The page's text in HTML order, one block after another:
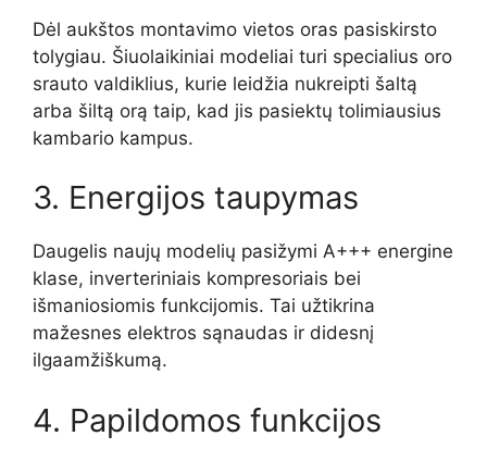
Dėl aukštos montavimo vietos oras pasiskirsto
tolygiau. Šiuolaikiniai modeliai turi specialius oro
srauto valdiklius, kurie leidžia nukreipti šaltą
arba šiltą orą taip, kad jis pasiektų tolimiausius
kambario kampus.
3. Energijos taupymas
Daugelis naujų modelių pasižymi A+++ energine
klase, inverteriniais kompresoriais bei
išmaniosiomis funkcijomis. Tai užtikrina
mažesnes elektros sąnaudas ir didesnį
ilgaamžiškumą.
4. Papildomos funkcijos